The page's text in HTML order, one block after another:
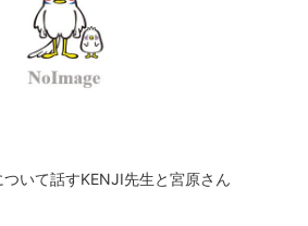
いて話すKENJI先生と宮原さん